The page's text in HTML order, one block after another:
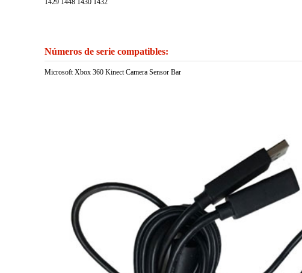
1429 1448 1430 1432
Números de serie compatibles:
Microsoft Xbox 360 Kinect Camera Sensor Bar